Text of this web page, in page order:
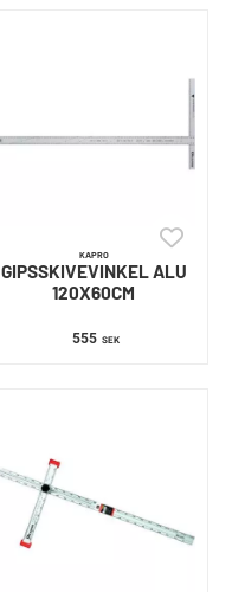
KAPRO
GIPSSKIVEVINKEL ALU
120X60CM
555 SEK